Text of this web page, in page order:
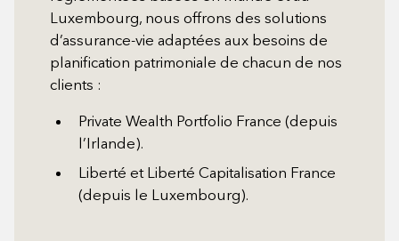
Luxembourg, nous offrons des solutions
d’assurance-vie adaptées aux besoins de
planification patrimoniale de chacun de nos
clients :
Private Wealth Portfolio France (depuis
l’Irlande).
Liberté et Liberté Capitalisation France
(depuis le Luxembourg).